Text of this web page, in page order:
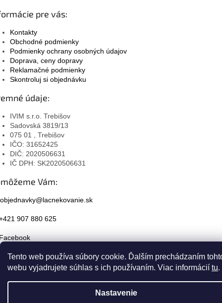
Tento web používa súbory cookie. Ďalším prechádzaním
webu vyjadrujete súhlas s ich používaním. Viac informácií tu.
Nastavenie
pre vás:
Kontakty
Obchodné podmienky
Podmienky ochrany osobných údajov
Doprava, ceny dopravy
Reklamačné podmienky
Skontroluj si objednávku
údaje:
IVIM s.r.o. Trebišov
Sadovská 3819/13
075 01 , Trebišov
IČO: 31652425
DIČ: 2020506631
IČ DPH: SK2020506631
Vám:
objednavky@lacnekovanie.sk
907 880 625